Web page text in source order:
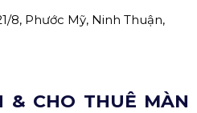
8, Phước Mỹ, Ninh Thuận,
& CHO THUÊ MÀN